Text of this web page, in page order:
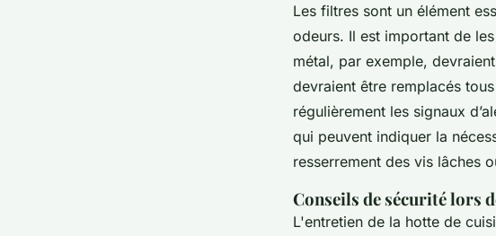
Les filtres sont un élément
odeurs. Il est important de
métal, par exemple,
devraient être remplacés
régulièrement les signaux
qui peuvent indiquer la
resserrement des vis lâches
Conseils de sécurité lors
L'entretien de la hotte de